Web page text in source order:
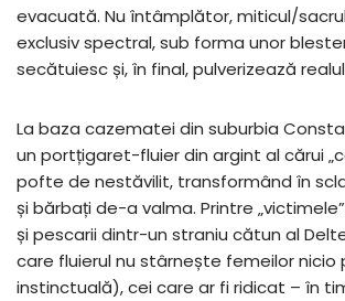
evacuată. Nu întâmplător, miticul/
exclusiv spectral, sub forma unor
secătuiesc și, în final, pulverizează
La baza cazematei din suburbia
un portțigaret-fluier din argint al cărui
pofte de nestăvilit, transformând în
și bărbați de-a valma. Printre
și pescarii dintr-un straniu cătun al
care fluierul nu stârnește femeilor nicio
instinctuală), cei care ar fi ridicat – în